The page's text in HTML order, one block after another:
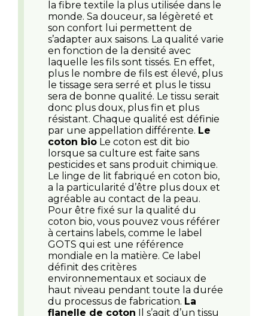
la fibre textile la plus utilisée dans le
monde. Sa douceur, sa légèreté et
son confort lui permettent de
s’adapter aux saisons. La qualité varie
en fonction de la densité avec
laquelle les fils sont tissés. En effet,
plus le nombre de fils est élevé, plus
le tissage sera serré et plus le tissu
sera de bonne qualité. Le tissu serait
donc plus doux, plus fin et plus
résistant. Chaque qualité est définie
par une appellation différente. Le
coton bio Le coton est dit bio
lorsque sa culture est faite sans
pesticides et sans produit chimique.
Le linge de lit fabriqué en coton bio,
a la particularité d’être plus doux et
agréable au contact de la peau.
Pour être fixé sur la qualité du
coton bio, vous pouvez vous référer
à certains labels, comme le label
GOTS qui est une référence
mondiale en la matière. Ce label
définit des critères
environnementaux et sociaux de
haut niveau pendant toute la durée
du processus de fabrication. La
flanelle de coton Il s’agit d’un tissu